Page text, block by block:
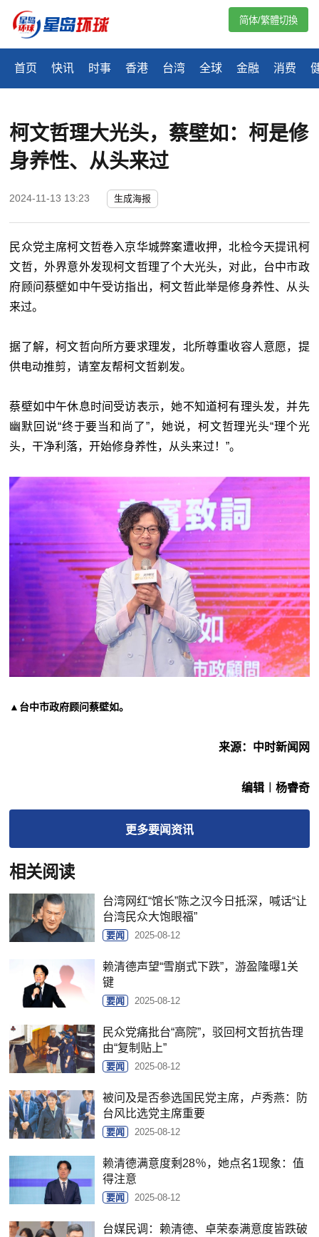
首页 快讯 时事 香港 台湾 全球 金融 消费
简体/繁體切換
柯文哲理大光头，蔡壁如：柯是修
身养性、从头来过
2024-11-13 13:23 生成海报
民众党主席柯文哲卷入京华城弊案遭收押，北检今天提讯柯
文哲，外界意外发现柯文哲理了个大光头，对此，台中市政
府顾问蔡壁如中午受访指出，柯文哲此举是修身养性、从头
来过。
据了解，柯文哲向所方要求理发，北所尊重收容人意愿，提
供电动推剪，请室友帮柯文哲剃发。
蔡壁如中午休息时间受访表示，她不知道柯有理头发，并先
幽默回说“终于要当和尚了”，她说，柯文哲理光头“理个光
头，干净利落，开始修身养性，从头来过！”。
▲台中市政府顾问蔡壁如。
来源：中时新闻网
编辑︱杨睿奇
更多要闻资讯
相关阅读
台湾网红“馆长”陈之汉今日抵深，喊话“让
台湾民众大饱眼福”
要闻 2025-08-12
赖清德声望“雪崩式下跌”，游盈隆曝1关
键
要闻 2025-08-12
民众党痛批台“高院”，驳回柯文哲抗告理
由“复制贴上”
要闻 2025-08-12
被问及是否参选国民党主席，卢秀燕：防
台风比选党主席重要
要闻 2025-08-12
赖清德满意度剩28％，她点名1现象：值
得注意
要闻 2025-08-12
台媒民调：赖清德、卓荣泰满意度皆跌破